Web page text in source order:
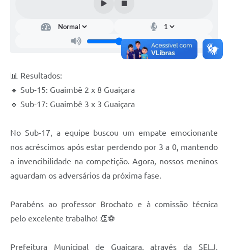
📊 Resultados:
🔹 Sub-15: Guaimbê 2 x 8 Guaiçara
🔹 Sub-17: Guaimbê 3 x 3 Guaiçara
No Sub-17, a equipe buscou um empate emocionante
nos acréscimos após estar perdendo por 3 a 0, mantendo
a invencibilidade na competição. Agora, nossos meninos
aguardam os adversários da próxima fase.
Parabéns ao professor Brochato e à comissão técnica
pelo excelente trabalho! 👏⚽
Prefeitura Municipal de Guaiçara, através da SELJ,